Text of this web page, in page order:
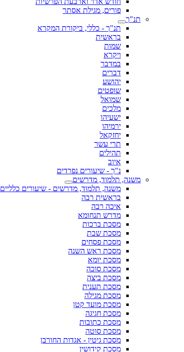
פורים, מגילת אסתר
תנ"ך
תנ"ך - כללי, ביקורת המקרא
בראשית
שמות
ויקרא
במדבר
דברים
יהושע
שופטים
שמואל
מלכים
ישעיהו
ירמיהו
יחזקאל
תרי עשר
תהילים
איוב
נ"ך - שיעורים נפרדים
משנה, תלמוד, מדרשים
משנה, תלמוד, מדרשים - שיעורים כלליים
בראשית רבה
איכה רבה
מדרש תנחומא
מסכת ברכות
מסכת שבת
מסכת פסחים
מסכת ראש השנה
מסכת יומא
מסכת סוכה
מסכת ביצה
מסכת תענית
מסכת מגילה
מסכת מועד קטן
מסכת חגיגה
מסכת כתובות
מסכת סוטה
מסכת גיטין - אגדות החורבן
מסכת קידושין